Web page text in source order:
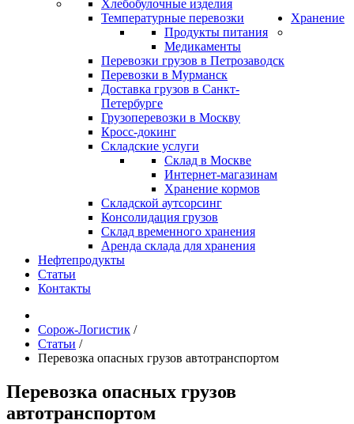
Хлебобулочные изделия
Температурные перевозки
Продукты питания
Медикаменты
Перевозки грузов в Петрозаводск
Перевозки в Мурманск
Доставка грузов в Санкт-
Петербурге
Грузоперевозки в Москву
Хранение
Кросс-докинг
Складские услуги
Склад в Москве
Интернет-магазинам
Хранение кормов
Складской аутсорсинг
Консолидация грузов
Склад временного хранения
Аренда склада для хранения
Нефтепродукты
Статьи
Контакты
Сорож-Логистик /
Статьи /
Перевозка опасных грузов автотранспортом
Перевозка опасных грузов
автотранспортом